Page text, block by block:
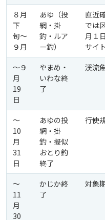
８月
下
旬〜
９月
あゆ（投
網・掛
釣・ルア
ー釣）
直近
では
月１
サイ
〜９
月
19
日
やまめ・
いわな終
了
渓流
〜
10
月
31
日
あゆの投
網・掛
釣・擬似
おとり釣
終了
行使
〜
11
月
30
かじか終
了
対象